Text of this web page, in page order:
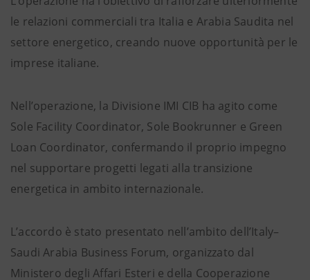
le relazioni commerciali tra Italia e Arabia Saudita nel
settore energetico, creando nuove opportunità per le
imprese italiane.
Nell’operazione, la Divisione IMI CIB ha agito come
Sole Facility Coordinator, Sole Bookrunner e Green
Loan Coordinator, confermando il proprio impegno
nel supportare progetti legati alla transizione
energetica in ambito internazionale.
L’accordo è stato presentato nell’ambito dell’Italy–
Saudi Arabia Business Forum, organizzato dal
Ministero degli Affari Esteri e della Cooperazione